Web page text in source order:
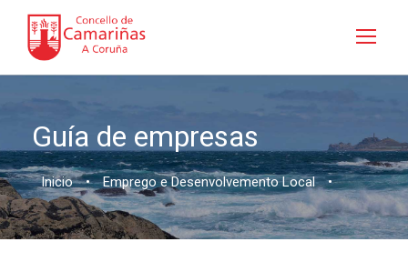
Guía de empresas
Inicio • Emprego e Desenvolvemento Local •